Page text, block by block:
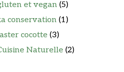
et vegan (5)
conservation (1)
cocotte (3)
Naturelle (2)